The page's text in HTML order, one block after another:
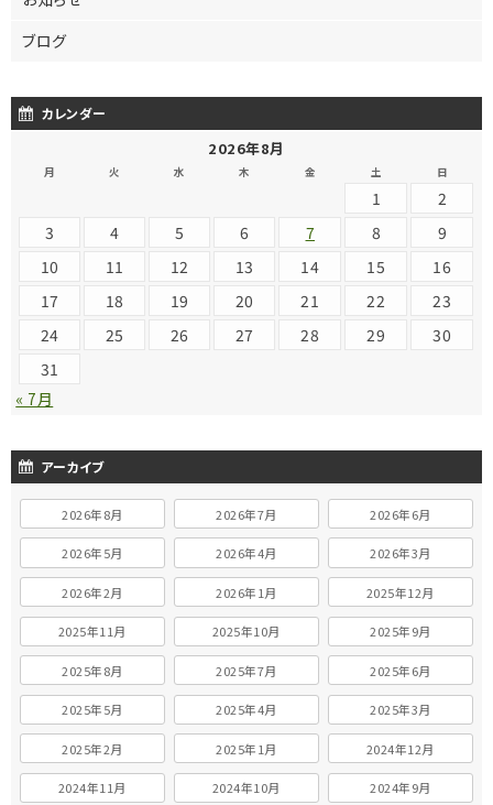
ブログ
カレンダー
2026年8月
月 火 水 木 金 土 日
1
2
3
4 5 6 7 8
9
10
11 12 13 14 15
16
17
18 19 20 21 22
23
24
25 26 27 28 29
30
31
« 7月
アーカイブ
2026年8月 2026年7月 2026年6月
2026年5月 2026年4月 2026年3月
2026年2月 2026年1月 2025年12月
2025年11月 2025年10月 2025年9月
2025年8月 2025年7月 2025年6月
2025年5月 2025年4月 2025年3月
2025年2月 2025年1月 2024年12月
2024年11月 2024年10月 2024年9月